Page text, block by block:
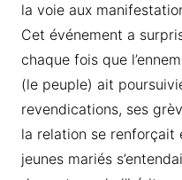
la voie aux
Cet événement a
chaque fois que
(le peuple) ait
revendications, ses
la relation se renforçait
jeunes mariés